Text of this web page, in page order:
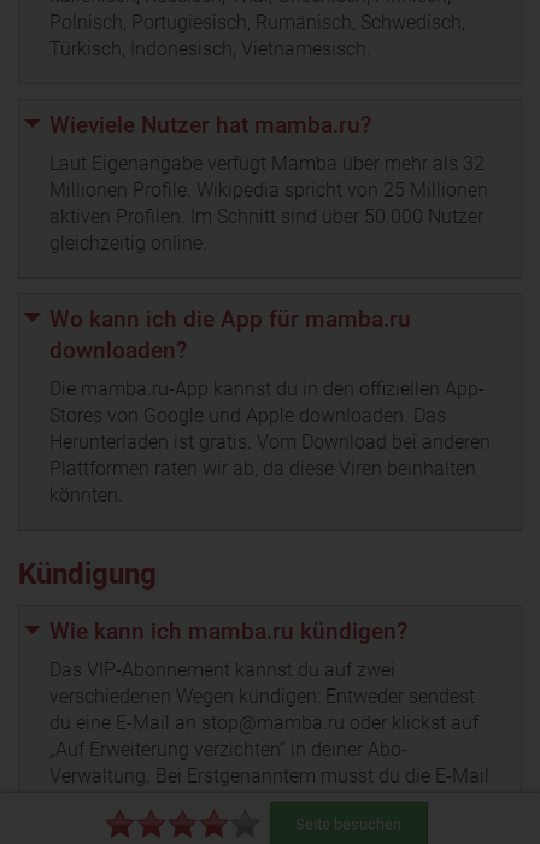
Polnisch, Portugiesisch, Rumänisch, Schwedisch,
Türkisch, Indonesisch, Vietnamesisch.
Wieviele Nutzer hat mamba.ru?
Laut Eigenangabe verfügt Mamba über mehr als 32
Millionen Profile. Wikipedia spricht von 25 Millionen
aktiven Profilen. Im Schnitt sind über 50.000 Nutzer
gleichzeitig online.
Wo kann ich die App für mamba.ru
downloaden?
Die mamba.ru-App kannst du in den offiziellen App-
Stores von Google und Apple downloaden. Das
Herunterladen ist gratis. Vom Download bei anderen
Plattformen raten wir ab, da diese Viren beinhalten
könnten.
Kündigung
Wie kann ich mamba.ru kündigen?
Das VIP-Abonnement kannst du auf zwei
verschiedenen Wegen kündigen: Entweder sendest
du eine E-Mail an stop@mamba.ru oder klickst auf
„Auf Erweiterung verzichten“ in deiner Abo-
Verwaltung. Bei Erstgenanntem musst du die E-Mail
über die mit der zur Registrierung genutzten E-Mail-
Adresse versenden!
Seite besuchen